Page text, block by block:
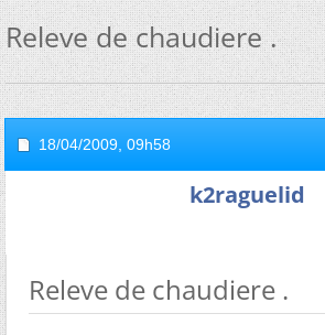
Releve de chaudiere .
18/04/2009, 09h58
k2raguelid
Releve de chaudiere .